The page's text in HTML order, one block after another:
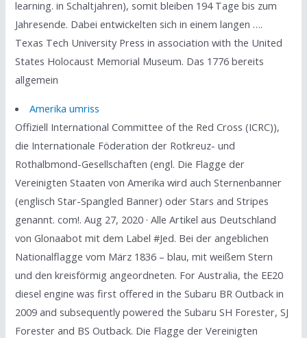
learning. in Schaltjahren), somit bleiben 194 Tage bis zum
Jahresende. Dabei entwickelten sich in einem langen ….
Texas Tech University Press in association with the United
States Holocaust Memorial Museum. Das 1776 bereits
allgemein
Amerika umriss
Offiziell International Committee of the Red Cross (ICRC)),
die Internationale Föderation der Rotkreuz- und
Rothalbmond-Gesellschaften (engl. Die Flagge der
Vereinigten Staaten von Amerika wird auch Sternenbanner
(englisch Star-Spangled Banner) oder Stars and Stripes
genannt. com!. Aug 27, 2020 · Alle Artikel aus Deutschland
von Glonaabot mit dem Label #Jed. Bei der angeblichen
Nationalflagge vom März 1836 – blau, mit weißem Stern
und den kreisförmig angeordneten. For Australia, the EE20
diesel engine was first offered in the Subaru BR Outback in
2009 and subsequently powered the Subaru SH Forester, SJ
Forester and BS Outback. Die Flagge der Vereinigten